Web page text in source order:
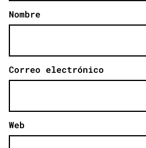
Nombre
Correo electrónico
Web